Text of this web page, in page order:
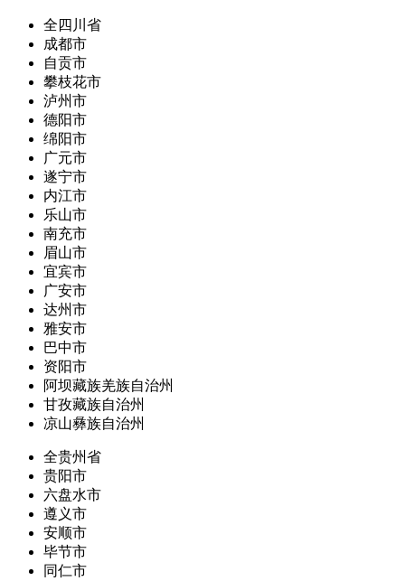
全四川省
成都市
自贡市
攀枝花市
泸州市
德阳市
绵阳市
广元市
遂宁市
内江市
乐山市
南充市
眉山市
宜宾市
广安市
达州市
雅安市
巴中市
资阳市
阿坝藏族羌族自治州
甘孜藏族自治州
凉山彝族自治州
全贵州省
贵阳市
六盘水市
遵义市
安顺市
毕节市
同仁市